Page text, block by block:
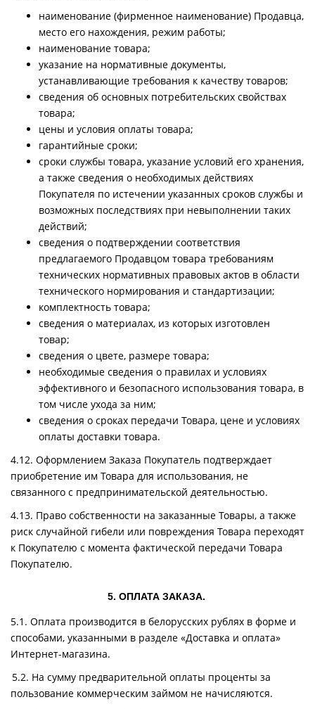
наименование (фирменное наименование) Продавца,
место его нахождения, режим работы;
наименование товара;
указание на нормативные документы,
устанавливающие требования к качеству товаров;
сведения об основных потребительских свойствах
товара;
цены и условия оплаты товара;
гарантийные сроки;
сроки службы товара, указание условий его хранения,
а также сведения о необходимых действиях
Покупателя по истечении указанных сроков службы и
возможных последствиях при невыполнении таких
действий;
сведения о подтверждении соответствия
предлагаемого Продавцом товара требованиям
технических нормативных правовых актов в области
технического нормирования и стандартизации;
комплектность товара;
сведения о материалах, из которых изготовлен
товар;
сведения о цвете, размере товара;
необходимые сведения о правилах и условиях
эффективного и безопасного использования товара, в
том числе ухода за ним;
сведения о сроках передачи Товара, цене и условиях
оплаты доставки товара.
4.12. Оформлением Заказа Покупатель подтверждает
приобретение им Товара для использования, не
связанного с предпринимательской деятельностью.
4.13. Право собственности на заказанные Товары, а также
риск случайной гибели или повреждения Товара переходят
к Покупателю с момента фактической передачи Товара
Покупателю.
5. ОПЛАТА ЗАКАЗА.
5.1. Оплата производится в белорусских рублях в форме и
способами, указанными в разделе «Доставка и оплата»
Интернет-магазина.
5.2. На сумму предварительной оплаты проценты за
пользование коммерческим займом не начисляются.